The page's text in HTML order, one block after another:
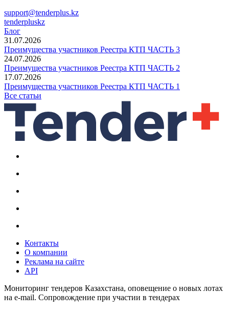
support@tenderplus.kz
tenderpluskz
Блог
31.07.2026
Преимущества участников Реестра КТП ЧАСТЬ 3
24.07.2026
Преимущества участников Реестра КТП ЧАСТЬ 2
17.07.2026
Преимущества участников Реестра КТП ЧАСТЬ 1
Все статьи
Контакты
О компании
Реклама на сайте
API
Мониторинг тендеров Казахстана, оповещение о новых лотах
на e-mail. Сопровождение при участии в тендерах